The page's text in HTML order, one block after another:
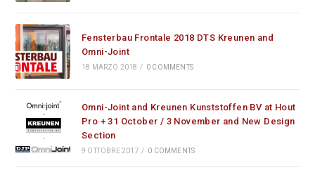
Fensterbau Frontale 2018 DTS Kreunen and
Omni-Joint
18 MARZO 2018 / 0 COMMENTS
Omni-Joint and Kreunen Kunststoffen BV at Hout
Pro + 31 October / 3 November and New Design
Section
9 OTTOBRE 2017 / 0 COMMENTS